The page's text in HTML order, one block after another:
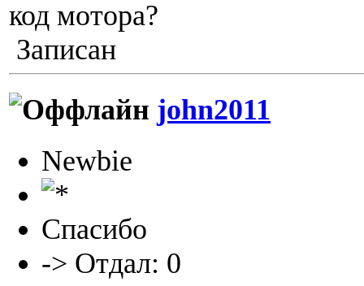
код мотора?
Записан
john2011
Newbie
Спасибо
-> Отдал: 0